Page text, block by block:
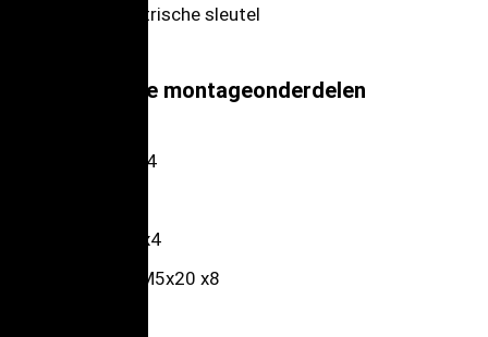
Dynamometrische sleutel
Meegeleverde montageonderdelen
Boutanker x4
Sluitringen x4
Schroeven M5x20 x8